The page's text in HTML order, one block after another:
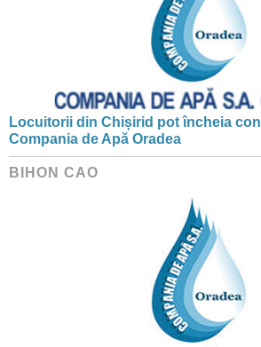
Locuitorii din Chișirid pot încheia
Compania de Apă Oradea
BIHON CAO